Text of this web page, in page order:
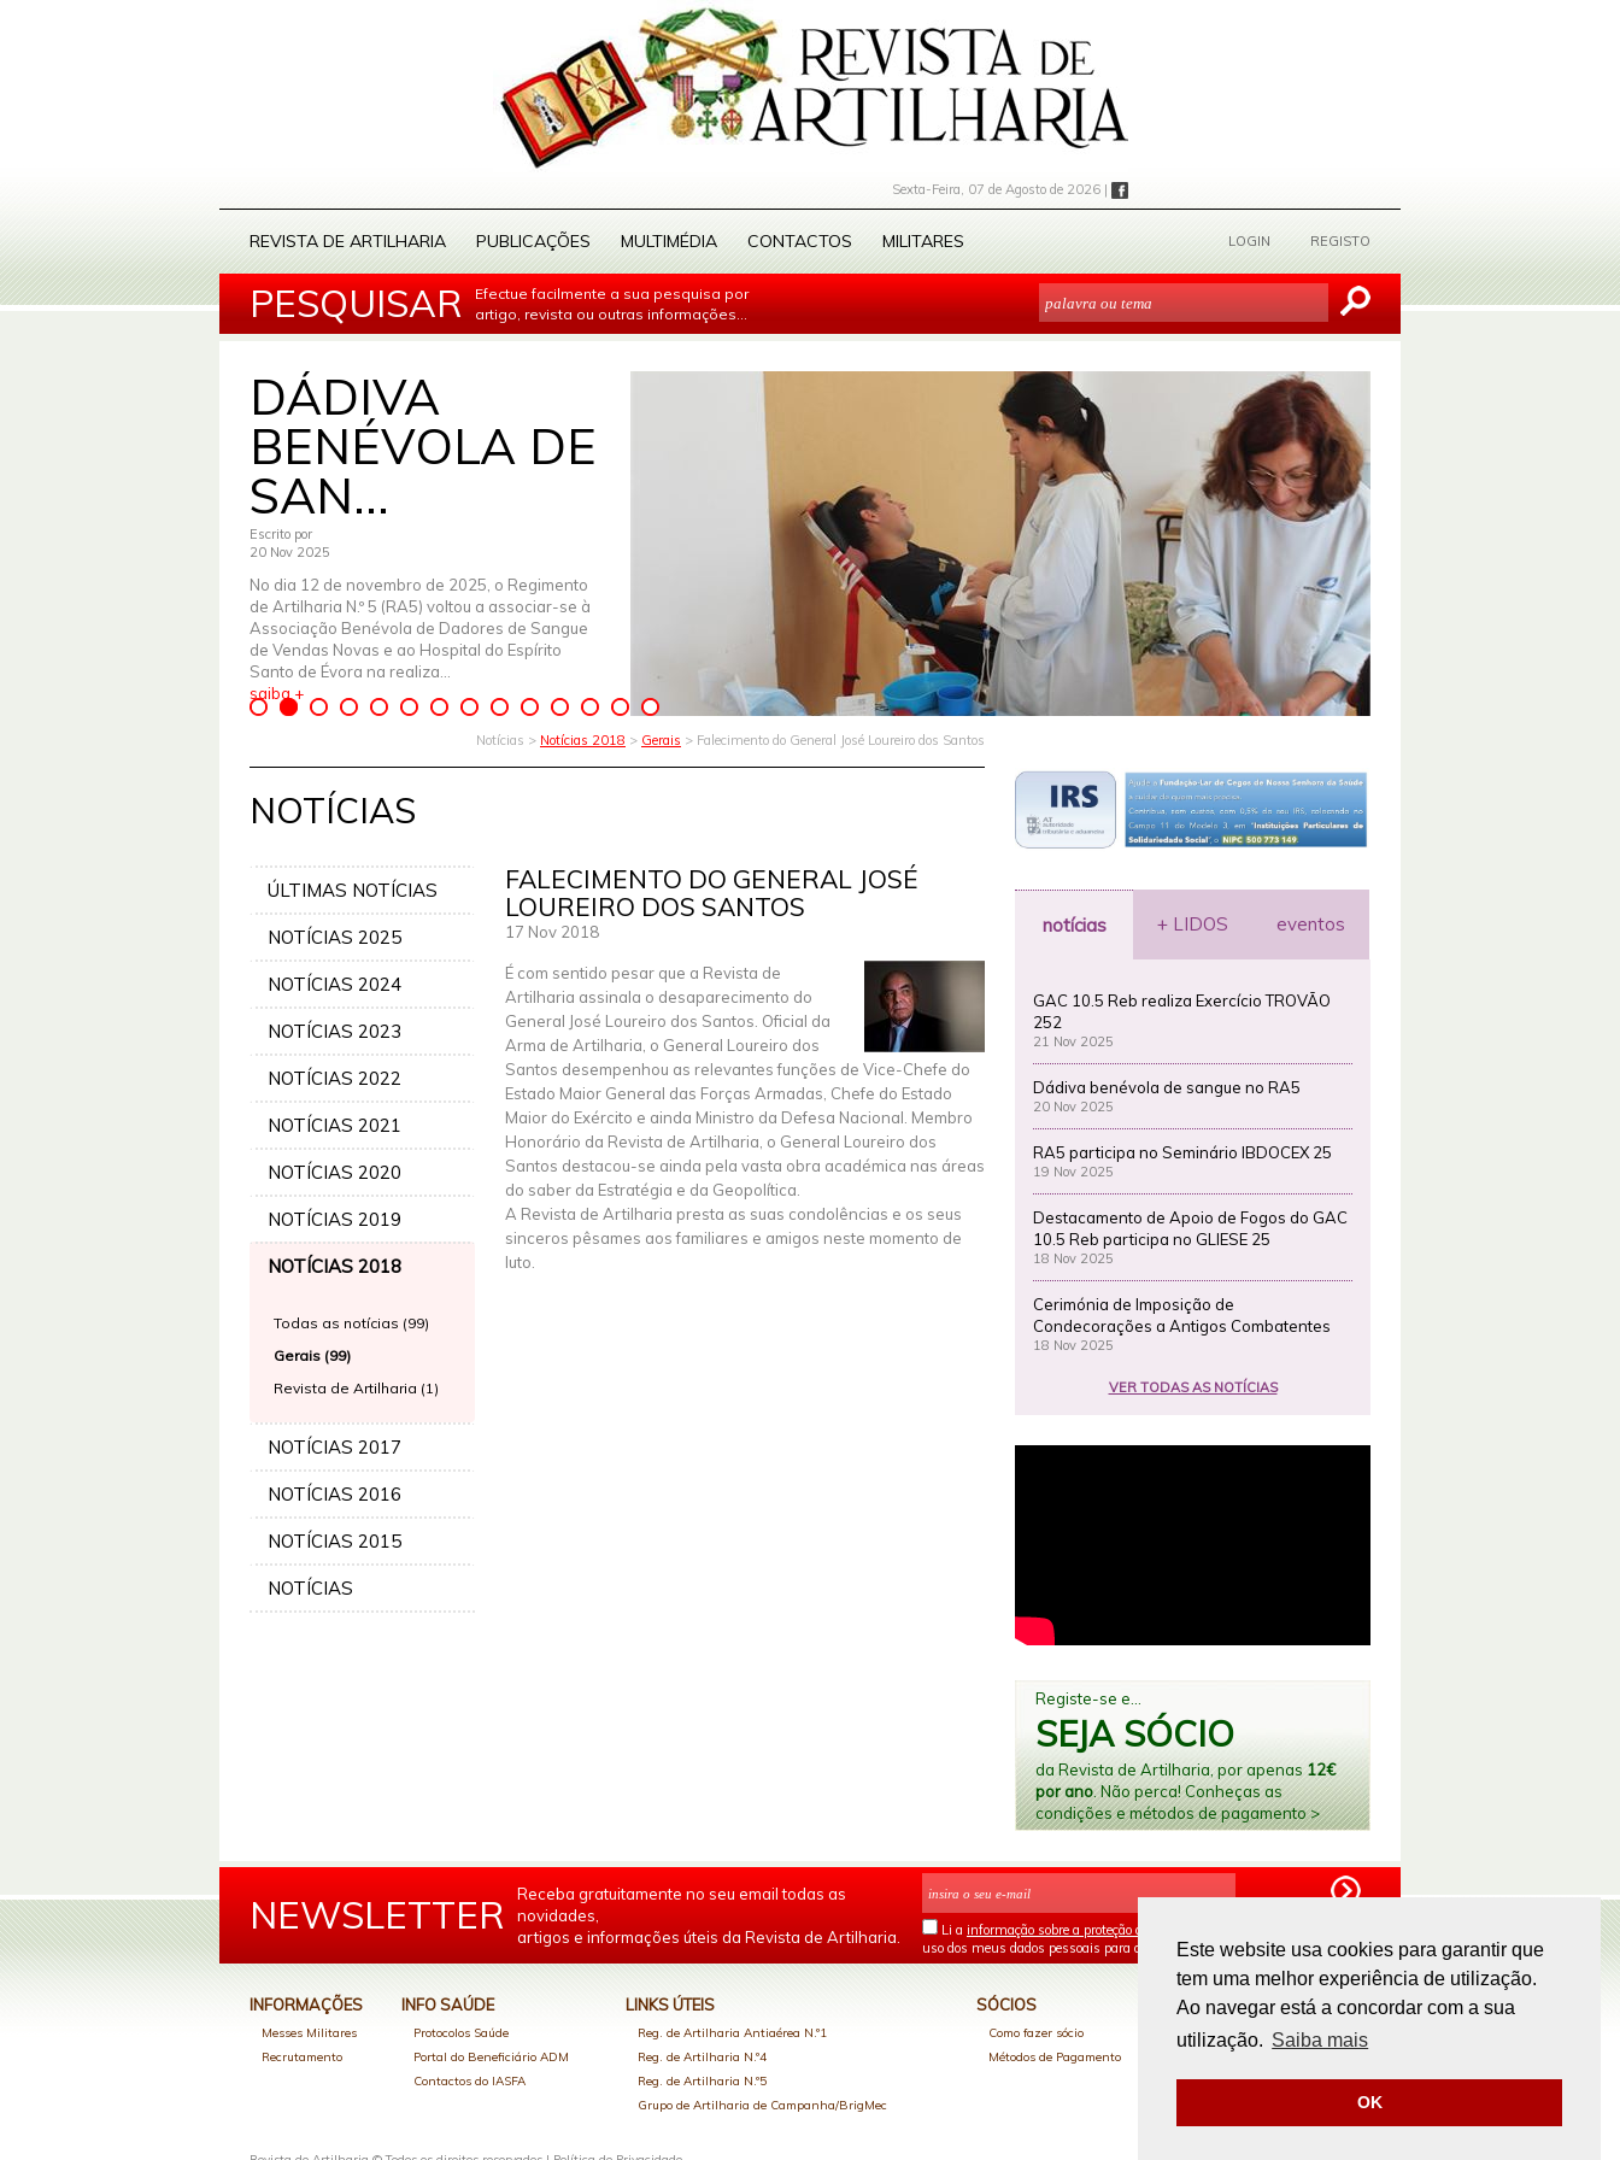
Este website usa cookies para garantir que
tem uma melhor experiência de utilização.
Ao navegar está a concordar com a sua
utilização. Saiba mais
OK
Sexta-Feira, 07 de Agosto de 2026 |
REVISTA DE ARTILHARIA PUBLICAÇÕES MULTIMÉDIA CONTACTOS MILITARES LOGIN REGISTO
PESQUISAR
Efectue facilmente a sua pesquisa por
artigo, revista ou outras informações...
DÁDIVA
BENÉVOLA DE
SAN...
Escrito por
20 Nov 2025
No dia 12 de novembro de 2025, o Regimento
de Artilharia N.º 5 (RA5) voltou a associar-se à
Associação Benévola de Dadores de Sangue
de Vendas Novas e ao Hospital do Espírito
Santo de Évora na realiza...
saiba +
Notícias > Notícias 2018 > Gerais > Falecimento do General José Loureiro dos Santos
NOTÍCIAS
ÚLTIMAS NOTÍCIAS
NOTÍCIAS 2025
NOTÍCIAS 2024
NOTÍCIAS 2023
NOTÍCIAS 2022
NOTÍCIAS 2021
NOTÍCIAS 2020
NOTÍCIAS 2019
NOTÍCIAS 2018
Todas as notícias (99)
Gerais (99)
Revista de Artilharia (1)
NOTÍCIAS 2017
NOTÍCIAS 2016
NOTÍCIAS 2015
NOTÍCIAS
FALECIMENTO DO GENERAL JOSÉ
LOUREIRO DOS SANTOS
17 Nov 2018
É com sentido pesar que a Revista de
Artilharia assinala o desaparecimento do
General José Loureiro dos Santos. Oficial da
Arma de Artilharia, o General Loureiro dos
Santos desempenhou as relevantes funções de Vice-Chefe do
Estado Maior General das Forças Armadas, Chefe do Estado
Maior do Exército e ainda Ministro da Defesa Nacional. Membro
Honorário da Revista de Artilharia, o General Loureiro dos
Santos destacou-se ainda pela vasta obra académica nas áreas
do saber da Estratégia e da Geopolítica.
A Revista de Artilharia presta as suas condolências e os seus
sinceros pêsames aos familiares e amigos neste momento de
luto.
notícias + LIDOS eventos
GAC 10.5 Reb realiza Exercício TROVÃO
252
21 Nov 2025
Dádiva benévola de sangue no RA5
20 Nov 2025
RA5 participa no Seminário IBDOCEX 25
19 Nov 2025
Destacamento de Apoio de Fogos do GAC
10.5 Reb participa no GLIESE 25
18 Nov 2025
Cerimónia de Imposição de
Condecorações a Antigos Combatentes
18 Nov 2025
VER TODAS AS NOTÍCIAS
Registe-se e...
SEJA SÓCIO
da Revista de Artilharia, por apenas 12€
por ano. Não perca! Conheças as
condições e métodos de pagamento >
NEWSLETTER
Receba gratuitamente no seu email todas as
novidades,
artigos e informações úteis da Revista de Artilharia.
Li a informação sobre a proteção de dados
uso dos meus dados pessoais para os fins mencionados.
INFORMAÇÕES
Messes Militares
Recrutamento
INFO SAÚDE
Protocolos Saúde
Portal do Beneficiário ADM
Contactos do IASFA
LINKS ÚTEIS
Reg. de Artilharia Antiaérea N.º1
Reg. de Artilharia N.º4
Reg. de Artilharia N.º5
Grupo de Artilharia de Campanha/BrigMec
SÓCIOS
Como fazer sócio
Métodos de Pagamento
PAGAMENTOS ONLINE